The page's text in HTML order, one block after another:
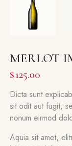
MERLOT
$125.00
Dicta sunt
sit odit aut fugit,
nonum eirmod
Aquia sit amet,